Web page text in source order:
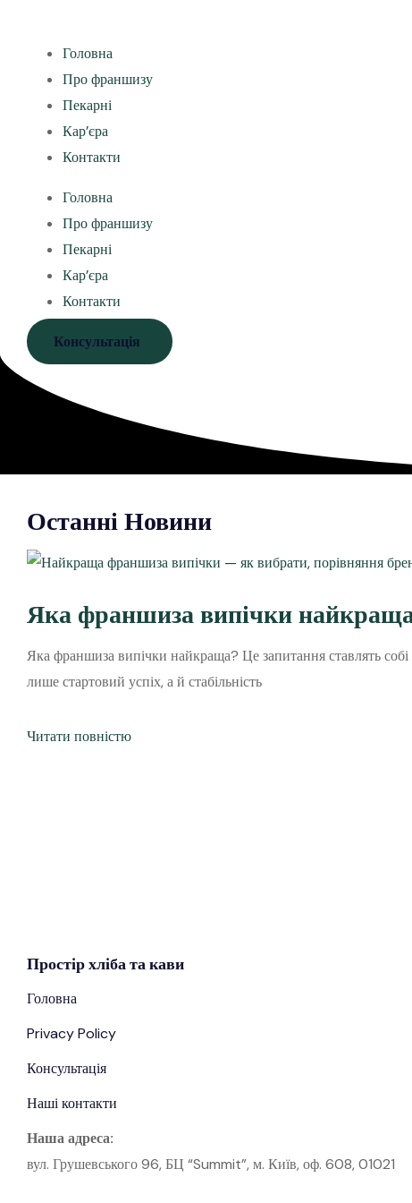
Головна
Про франшизу
Пекарні
Кар’єра
Контакти
Головна
Про франшизу
Пекарні
Кар’єра
Контакти
Консультація
Останні Новини
Яка франшиза випічки
Яка франшиза випічки найкраща? Це запитання ставлять
лише стартовий успіх, а й стабільність
Читати повністю
Простірхлібата кави
Головна
Privacy Policy
Консультація
Наші контакти
Наша адреса:
вул. Грушевського 96, БЦ “Summit”, м. Київ, оф. 608, 01021